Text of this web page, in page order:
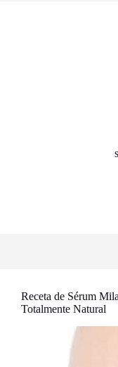
Receta de Sérum
Totalmente Natural